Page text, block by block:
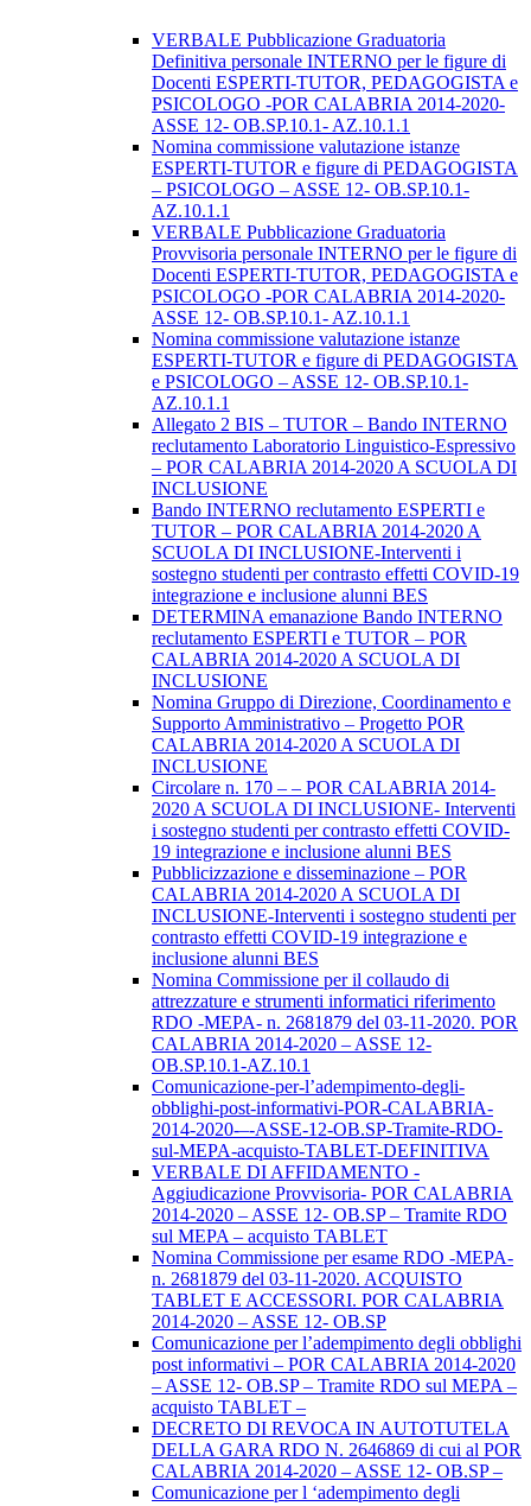
VERBALE Pubblicazione Graduatoria
Definitiva personale INTERNO per le figure di
Docenti ESPERTI-TUTOR, PEDAGOGISTA e
PSICOLOGO -POR CALABRIA 2014-2020-
ASSE 12- OB.SP.10.1- AZ.10.1.1
Nomina commissione valutazione istanze
ESPERTI-TUTOR e figure di PEDAGOGISTA
– PSICOLOGO – ASSE 12- OB.SP.10.1-
AZ.10.1.1
VERBALE Pubblicazione Graduatoria
Provvisoria personale INTERNO per le figure di
Docenti ESPERTI-TUTOR, PEDAGOGISTA e
PSICOLOGO -POR CALABRIA 2014-2020-
ASSE 12- OB.SP.10.1- AZ.10.1.1
Nomina commissione valutazione istanze
ESPERTI-TUTOR e figure di PEDAGOGISTA
e PSICOLOGO – ASSE 12- OB.SP.10.1-
AZ.10.1.1
Allegato 2 BIS – TUTOR – Bando INTERNO
reclutamento Laboratorio Linguistico-Espressivo
– POR CALABRIA 2014-2020 A SCUOLA DI
INCLUSIONE
Bando INTERNO reclutamento ESPERTI e
TUTOR – POR CALABRIA 2014-2020 A
SCUOLA DI INCLUSIONE-Interventi i
sostegno studenti per contrasto effetti COVID-19
integrazione e inclusione alunni BES
DETERMINA emanazione Bando INTERNO
reclutamento ESPERTI e TUTOR – POR
CALABRIA 2014-2020 A SCUOLA DI
INCLUSIONE
Nomina Gruppo di Direzione, Coordinamento e
Supporto Amministrativo – Progetto POR
CALABRIA 2014-2020 A SCUOLA DI
INCLUSIONE
Circolare n. 170 – – POR CALABRIA 2014-
2020 A SCUOLA DI INCLUSIONE- Interventi
i sostegno studenti per contrasto effetti COVID-
19 integrazione e inclusione alunni BES
Pubblicizzazione e disseminazione – POR
CALABRIA 2014-2020 A SCUOLA DI
INCLUSIONE-Interventi i sostegno studenti per
contrasto effetti COVID-19 integrazione e
inclusione alunni BES
Nomina Commissione per il collaudo di
attrezzature e strumenti informatici riferimento
RDO -MEPA- n. 2681879 del 03-11-2020. POR
CALABRIA 2014-2020 – ASSE 12-
OB.SP.10.1-AZ.10.1
Comunicazione-per-l’adempimento-degli-
obblighi-post-informativi-POR-CALABRIA-
2014-2020-–-ASSE-12-OB.SP-Tramite-RDO-
sul-MEPA-acquisto-TABLET-DEFINITIVA
VERBALE DI AFFIDAMENTO -
Aggiudicazione Provvisoria- POR CALABRIA
2014-2020 – ASSE 12- OB.SP – Tramite RDO
sul MEPA – acquisto TABLET
Nomina Commissione per esame RDO -MEPA-
n. 2681879 del 03-11-2020. ACQUISTO
TABLET E ACCESSORI. POR CALABRIA
2014-2020 – ASSE 12- OB.SP
Comunicazione per l’adempimento degli obblighi
post informativi – POR CALABRIA 2014-2020
– ASSE 12- OB.SP – Tramite RDO sul MEPA –
acquisto TABLET –
DECRETO DI REVOCA IN AUTOTUTELA
DELLA GARA RDO N. 2646869 di cui al POR
CALABRIA 2014-2020 – ASSE 12- OB.SP –
Comunicazione per l ‘adempimento degli